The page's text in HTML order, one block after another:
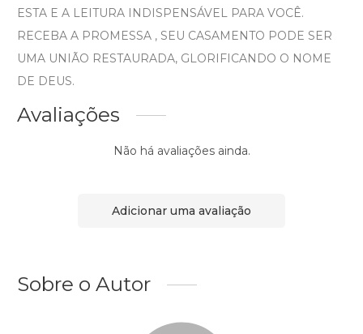
ESTA E A LEITURA INDISPENSÁVEL PARA VOCÊ.
RECEBA A PROMESSA , SEU CASAMENTO PODE SER
UMA UNIÃO RESTAURADA, GLORIFICANDO O NOME
DE DEUS.
Avaliações
Não há avaliações ainda.
Adicionar uma avaliação
Sobre o Autor